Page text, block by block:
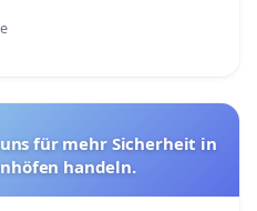
uns für mehr Sicherheit in
handeln.